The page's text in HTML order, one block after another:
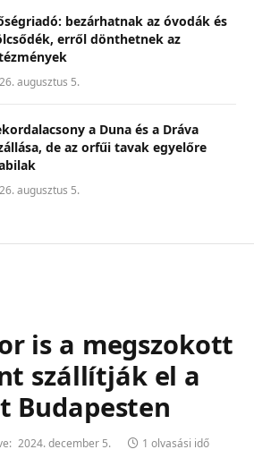
bezárhatnak az óvodák és
erről dönthetnek az
augusztus 5.
a Duna és a Dráva
de az orfűi tavak egyelőre
augusztus 5.
is a megszokott
szállítják el a
Budapesten
2024. december 5. 1 olvasási idő